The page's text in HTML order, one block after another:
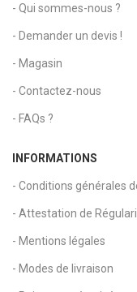
- Qui sommes-nous ?
- Demander un devis !
- Magasin
- Contactez-nous
- FAQs ?
INFORMATIONS
- Conditions générales
- Attestation de
- Mentions légales
- Modes de livraison